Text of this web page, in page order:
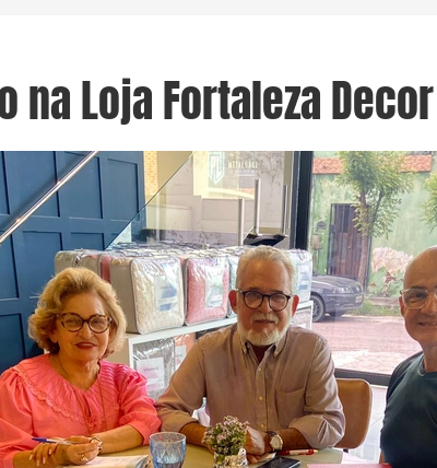
na Loja Fortaleza Decor